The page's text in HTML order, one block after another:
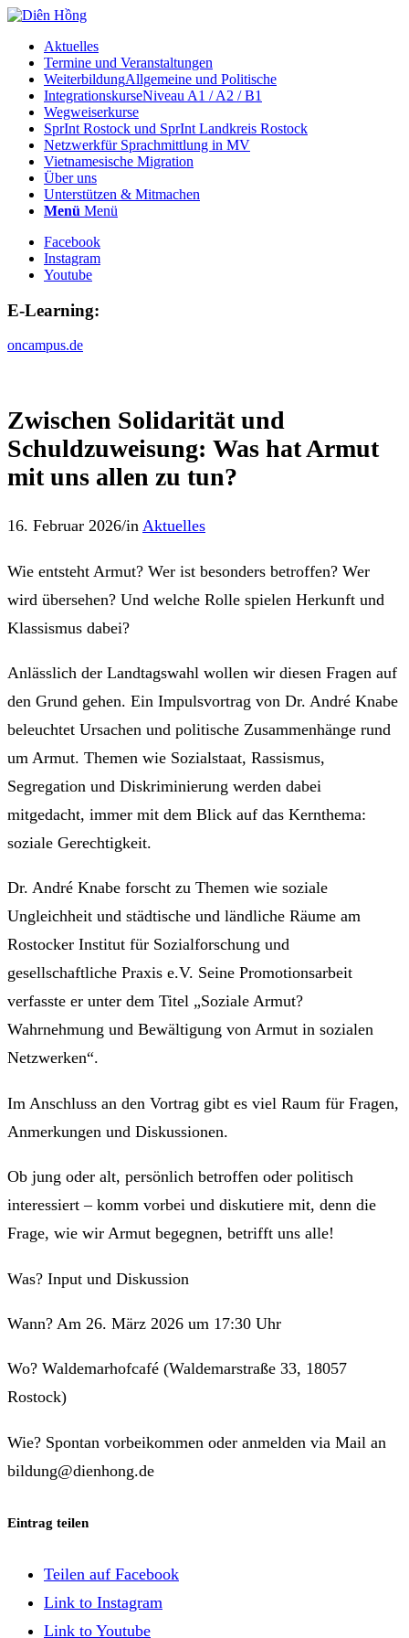
Aktuelles
Termine und Veranstaltungen
WeiterbildungAllgemeine und Politische
IntegrationskurseNiveau A1 / A2 / B1
Wegweiserkurse
SprInt Rostock und SprInt Landkreis Rostock
Netzwerkfür Sprachmittlung in MV
Vietnamesische Migration
Über uns
Unterstützen & Mitmachen
Menü Menü
Facebook
Instagram
Youtube
E-Learning:
oncampus.de
Zwischen Solidarität und
Schuldzuweisung: Was hat Armut
mit uns allen zu tun?
16. Februar 2026/in Aktuelles
Wie entsteht Armut? Wer ist besonders betroffen? Wer
wird übersehen? Und welche Rolle spielen Herkunft und
Klassismus dabei?
Anlässlich der Landtagswahl wollen wir diesen Fragen auf
den Grund gehen. Ein Impulsvortrag von Dr. André Knabe
beleuchtet Ursachen und politische Zusammenhänge rund
um Armut. Themen wie Sozialstaat, Rassismus,
Segregation und Diskriminierung werden dabei
mitgedacht, immer mit dem Blick auf das Kernthema:
soziale Gerechtigkeit.
Dr. André Knabe forscht zu Themen wie soziale
Ungleichheit und städtische und ländliche Räume am
Rostocker Institut für Sozialforschung und
gesellschaftliche Praxis e.V. Seine Promotionsarbeit
verfasste er unter dem Titel „Soziale Armut?
Wahrnehmung und Bewältigung von Armut in sozialen
Netzwerken“.
Im Anschluss an den Vortrag gibt es viel Raum für Fragen,
Anmerkungen und Diskussionen.
Ob jung oder alt, persönlich betroffen oder politisch
interessiert – komm vorbei und diskutiere mit, denn die
Frage, wie wir Armut begegnen, betrifft uns alle!
Was? Input und Diskussion
Wann? Am 26. März 2026 um 17:30 Uhr
Wo? Waldemarhofcafé (Waldemarstraße 33, 18057
Rostock)
Wie? Spontan vorbeikommen oder anmelden via Mail an
bildung@dienhong.de
Eintrag teilen
Teilen auf Facebook
Link to Instagram
Link to Youtube